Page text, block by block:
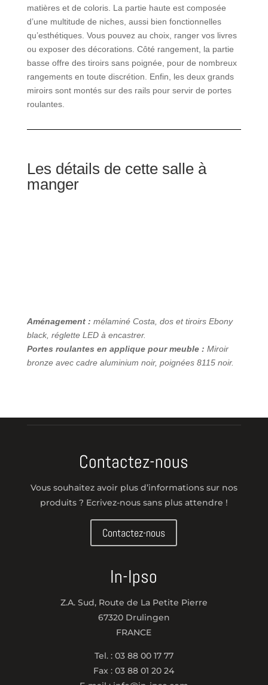
matières et de coloris. La partie haute est composée
d’une multitude de niches, aussi bien fonctionnelles
qu’esthétiques. Vous pouvez au choix, ranger vos livres
ou exposer des décorations. Côté rangement, la partie
basse offre des tiroirs sans poignée, pour de nombreux
rangements en toute discrétion. Enfin, les deux grands
miroirs sont montés sur des rails pour servir de portes
roulantes.
Les détails de cette salle à
manger
Aménagement : mélaminé Costa, dos et tiroirs Ebony
black, réglette LED à encastrer.
Portes roulantes en applique pour meuble : Miroir
bronze avec cadre aluminium noir, poignées 8115 noir.
Contactez-nous
Vous souhaitez avoir plus d’informations sur nos
produits ? Ecrivez-nous sans plus attendre !
Contactez-nous
In-Ipso
Z.A. Sud, Route de La Petite Pierre
67320 Drulingen
FRANCE
Tel. : 03 88 00 17 77
Fax : 03 88 01 20 24